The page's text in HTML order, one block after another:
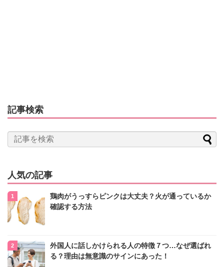
記事検索
人気の記事
鶏肉がうっすらピンクは大丈夫？火が通っているか
確認する方法
外国人に話しかけられる人の特徴７つ…なぜ選ばれ
る？理由は無意識のサインにあった！